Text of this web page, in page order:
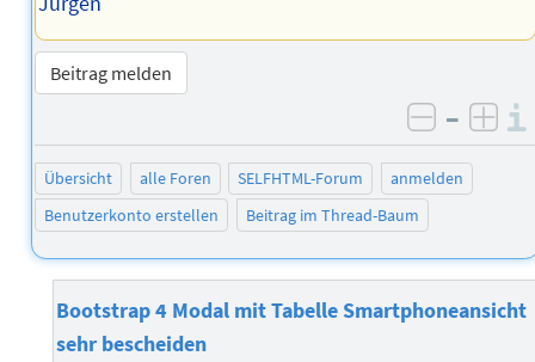
Beitrag melden
negativ
–
Übersicht alle Foren SELFHTML-Forum
anmelden
Benutzerkonto erstellen
Beitrag im Thread-Baum
Bootstrap 4 Modal mit Tabelle Smartphoneansicht
sehr bescheiden